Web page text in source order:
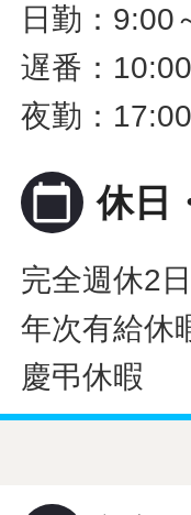
日勤：9:00
遅番：
夜勤：
calendar_today 休日
完全週休2
年次有給休
慶弔休暇